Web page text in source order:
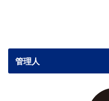
管理人